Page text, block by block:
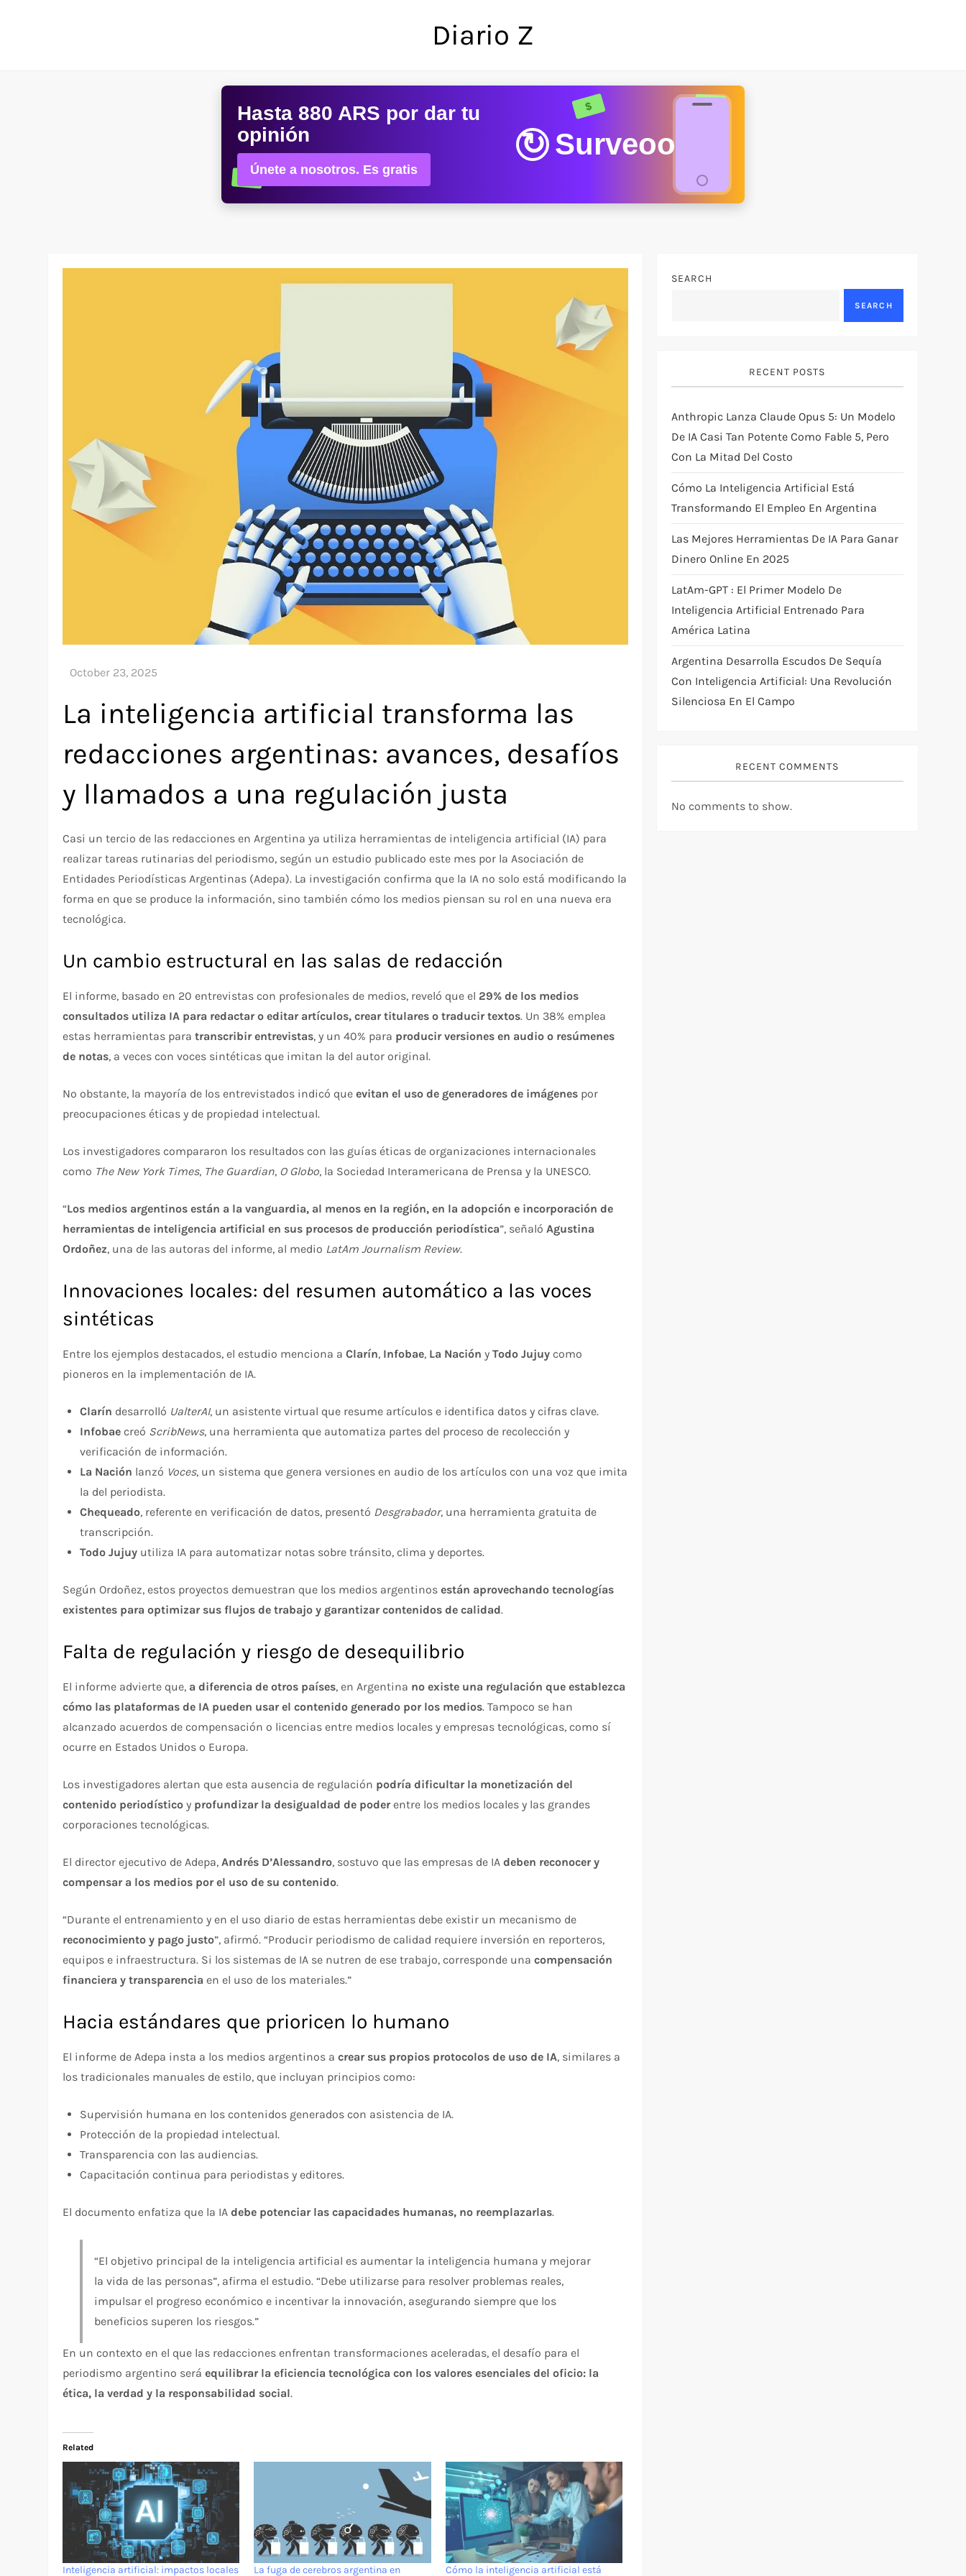
Diario Z
Hasta 880 ARS por dar tu
opinión
Únete a nosotros. Es gratis
↻ Surveoo
La inteligencia artificial transforma las
redacciones argentinas: avances, desafíos
y llamados a una regulación justa
Casi un tercio de las redacciones en Argentina ya utiliza herramientas de inteligencia artificial (IA) para
realizar tareas rutinarias del periodismo, según un estudio publicado este mes por la Asociación de
Entidades Periodísticas Argentinas (Adepa). La investigación confirma que la IA no solo está modificando la
forma en que se produce la información, sino también cómo los medios piensan su rol en una nueva era
tecnológica.
Un cambio estructural en las salas de redacción
El informe, basado en 20 entrevistas con profesionales de medios, reveló que el 29% de los medios
consultados utiliza IA para redactar o editar artículos, crear titulares o traducir textos. Un 38% emplea
estas herramientas paratranscribir entrevistas, y un 40% para producir versiones en audio o resúmenes
de notas, a veces con voces sintéticas que imitan la del autor original.
No obstante, la mayoría de los entrevistados indicó queevitan el uso de generadores de imágenes por
preocupaciones éticas y de propiedad intelectual.
Los investigadores compararon los resultados con las guías éticas de organizaciones internacionales
como The New York Times, The Guardian, O Globo, la Sociedad Interamericana de Prensa y la UNESCO.
“Los medios argentinos están a la vanguardia, al menos en la región, en la adopción e incorporación de
herramientas de inteligencia artificial en sus procesos de producción periodística”, señalóAgustina
Ordoñez, una de las autoras del informe, al medio LatAm Journalism Review.
Innovaciones locales: del resumen automático a las voces
sintéticas
Entre los ejemplos destacados, el estudio menciona aClarín, Infobae, La Nación yTodo Jujuy como
pioneros en la implementación de IA.
Clarín desarrolló UalterAI, un asistente virtual que resume artículos e identifica datos y cifras clave.
Infobae creó ScribNews, una herramienta que automatiza partes del proceso de recolección y
verificación de información.
La Nación lanzó Voces, un sistema que genera versiones en audio de los artículos con una voz que imita
la del periodista.
Chequeado, referente en verificación de datos, presentó Desgrabador, una herramienta gratuita de
transcripción.
Todo Jujuy utiliza IA para automatizar notas sobre tránsito, clima y deportes.
Según Ordoñez, estos proyectos demuestran que los medios argentinosestán aprovechando tecnologías
existentes para optimizar sus flujos de trabajo y garantizar contenidos de calidad.
Falta de regulación y riesgo de desequilibrio
El informe advierte que, a diferencia de otros países, en Argentina no existe una regulación que establezca
cómo las plataformas de IA pueden usar el contenido generado por los medios. Tampoco se han
alcanzado acuerdos de compensación o licencias entre medios locales y empresas tecnológicas, como sí
ocurre en Estados Unidos o Europa.
Los investigadores alertan que esta ausencia de regulación podría dificultar la monetización del
contenido periodístico y profundizar la desigualdad de poderentre los medios locales y las grandes
corporaciones tecnológicas.
El director ejecutivo de Adepa,Andrés D’Alessandro, sostuvo que las empresas de IAdeben reconocer y
compensar a los medios por el uso de su contenido.
“Durante el entrenamiento y en el uso diario de estas herramientas debe existir un mecanismo de
reconocimiento y pago justo”, afirmó. “Producir periodismo de calidad requiere inversión en reporteros,
equipos e infraestructura. Si los sistemas de IA se nutren de ese trabajo, corresponde unacompensación
financiera y transparencia en el uso de los materiales.”
Hacia estándares que prioricen lo humano
El informe de Adepa insta a los medios argentinos acrear sus propios protocolos de uso de IA, similares a
los tradicionales manuales de estilo, que incluyan principios como:
Supervisión humana en los contenidos generados con asistencia de IA.
Protección de la propiedad intelectual.
Transparencia con las audiencias.
Capacitación continua para periodistas y editores.
El documento enfatiza que la IAdebe potenciar las capacidades humanas, no reemplazarlas.
“El objetivo principal de la inteligencia artificial es aumentar la inteligencia humana y mejorar
la vida de las personas”, afirma el estudio. “Debe utilizarse para resolver problemas reales,
impulsar el progreso económico e incentivar la innovación, asegurando siempre que los
beneficios superen los riesgos.”
En un contexto en el que las redacciones enfrentan transformaciones aceleradas, el desafío para el
periodismo argentino seráequilibrar la eficiencia tecnológica con los valores esenciales del oficio: la
ética, la verdad y la responsabilidad social.
Related
Inteligencia artificial: impactos locales La fuga de cerebros argentina en Cómo la inteligencia artificial está
SEARCH
SEARCH
RECENT POSTS
Anthropic Lanza Claude Opus 5: Un Modelo
De IA Casi Tan Potente Como Fable 5, Pero
Con La Mitad Del Costo
Cómo La Inteligencia Artificial Está
Transformando El Empleo En Argentina
Las Mejores Herramientas De IA Para Ganar
Dinero Online En 2025
LatAm-GPT : El Primer Modelo De
Inteligencia Artificial Entrenado Para
América Latina
Argentina Desarrolla Escudos De Sequía
Con Inteligencia Artificial: Una Revolución
Silenciosa En El Campo
RECENT COMMENTS
No comments to show.